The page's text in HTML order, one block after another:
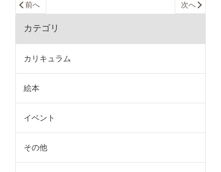
前へ 次へ
カテゴリ
カリキュラム
絵本
イベント
その他